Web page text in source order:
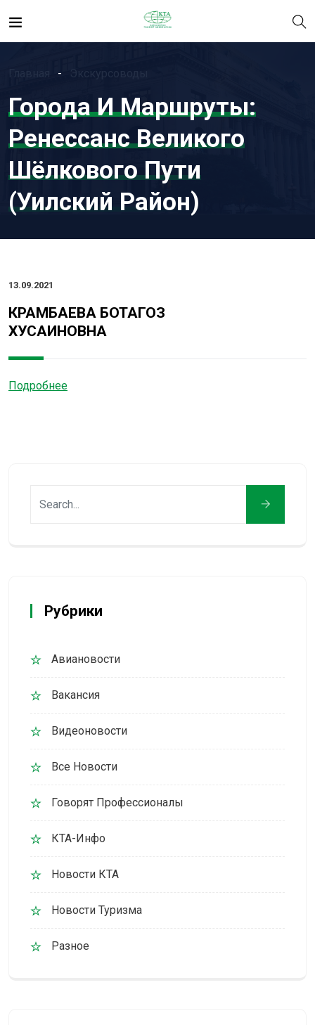
Экскурсоводы
Города И Маршруты:
Ренессанс Великого
Шёлкового Пути
(Уилский Район)
13.09.2021
КРАМБАЕВА БОТАГОЗ
ХУСАИНОВНА
Подробнее
Рубрики
Авиановости
Вакансия
Видеоновости
Все Новости
Говорят Профессионалы
КТА-Инфо
Новости КТА
Новости Туризма
Разное